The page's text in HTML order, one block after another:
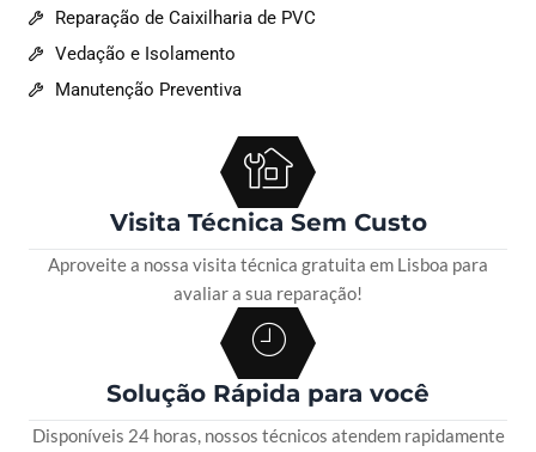
Reparação de Caixilharia de PVC
Vedação e Isolamento
Manutenção Preventiva
Visita Técnica Sem Custo
Aproveite a nossa visita técnica gratuita em Lisboa para
avaliar a sua reparação!
Solução Rápida para você
Disponíveis 24 horas, nossos técnicos atendem rapidamente